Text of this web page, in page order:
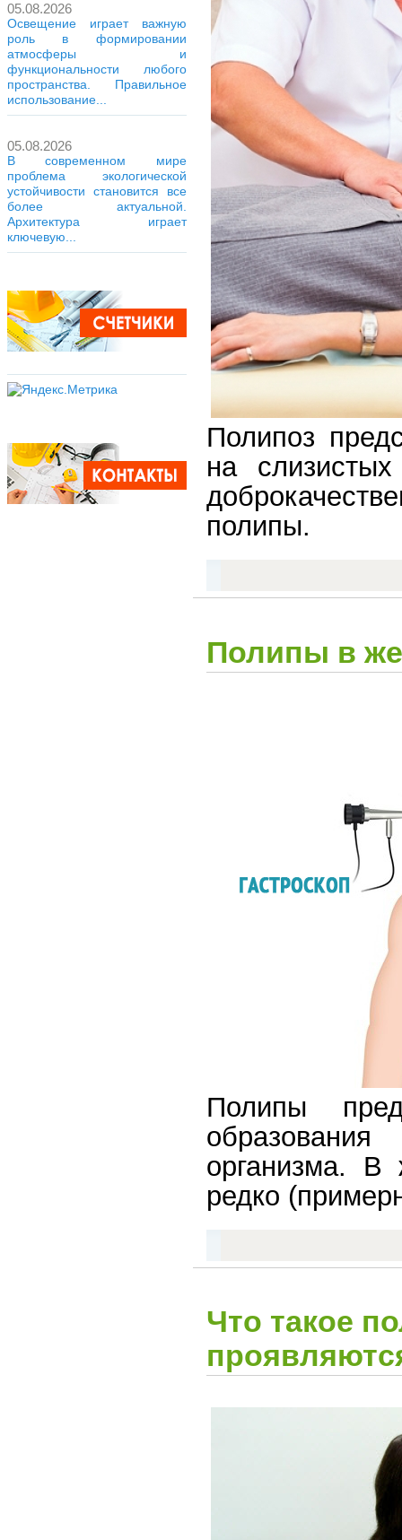
05.08.2026
Освещение играет важную
роль в формировании
атмосферы и
функциональности любого
пространства. Правильное
использование...
05.08.2026
В современном мире
проблема экологической
устойчивости становится все
более актуальной.
Архитектура играет
ключевую...
Полипоз
на
полипы.
Полипы в
Полипы
организма. В
редко
Что такое